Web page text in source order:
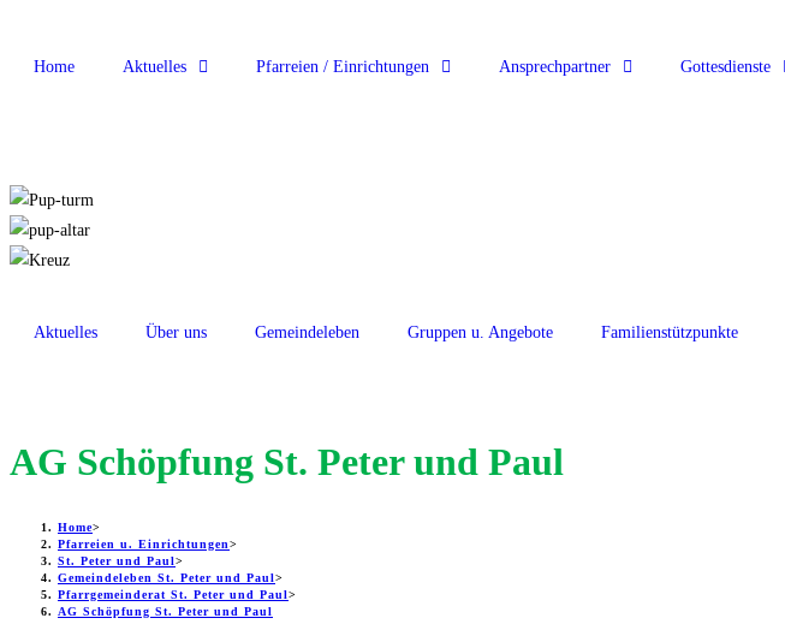
Home Aktuelles Pfarreien / Einrichtungen Ansprechpartner Gottesdienste
Aktuelles Über uns Gemeindeleben Gruppen u. Angebote Familienstützpunkte
AG Schöpfung St. Peter und Paul
Home>
Pfarreien u. Einrichtungen>
St. Peter und Paul>
Gemeindeleben St. Peter und Paul>
Pfarrgemeinderat St. Peter und Paul>
AG Schöpfung St. Peter und Paul